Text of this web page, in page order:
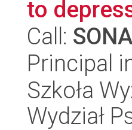
to
Call:
Principal
Szkoła
Wydział